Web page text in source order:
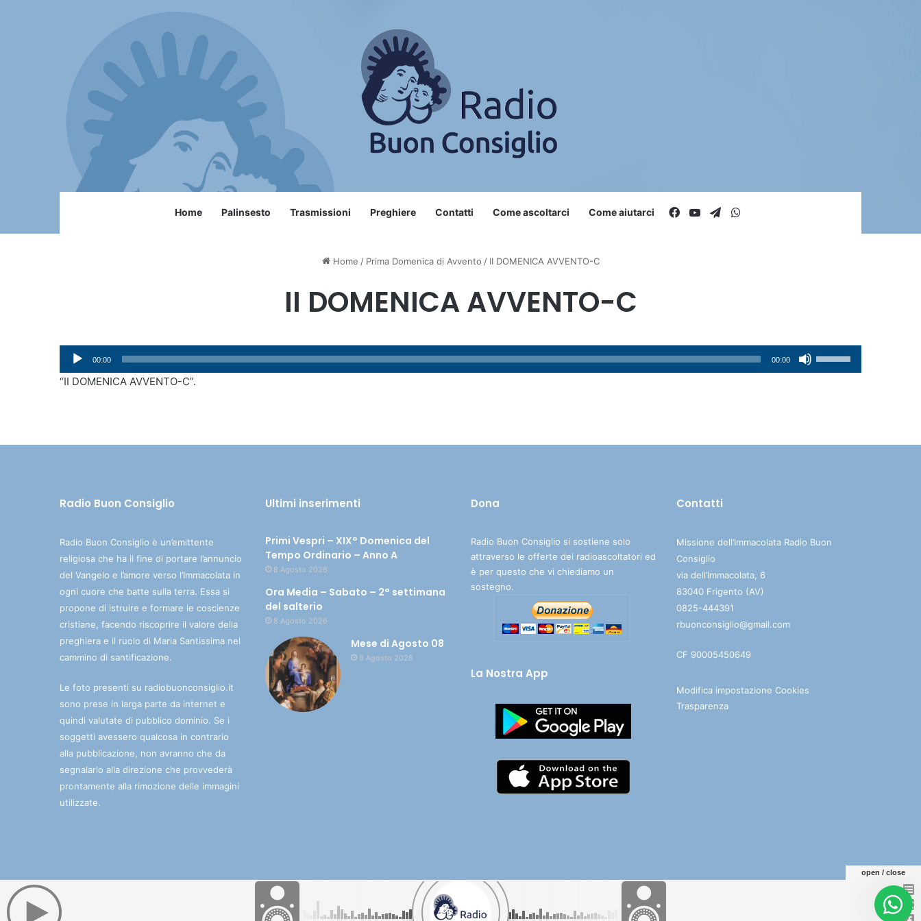
Home Palinsesto Trasmissioni Preghiere Contatti Come ascoltarci Come aiutarci Facebook
You TubeTelegram
Home / Prima Domenica di Avvento / II DOMENICA AVVENTO-C
II DOMENICA AVVENTO-C
Audio
Player
00:00 00:00
i
“II DOMENICA AVVENTO-C”.
Radio Buon Consiglio
Radio Buon Consiglio è un’emittente
religiosa che ha il fine di portare l’annuncio
del Vangelo e l’amore verso l’Immacolata in
ogni cuore che batte sulla terra. Essa si
propone di istruire e formare le coscienze
cristiane, facendo riscoprire il valore della
preghiera e il ruolo di Maria Santissima nel
cammino di santificazione.
Le foto presenti su radiobuonconsiglio.it
sono prese in larga parte da internet e
quindi valutate di pubblico dominio. Se i
soggetti avessero qualcosa in contrario
alla pubblicazione, non avranno che da
segnalarlo alla direzione che provvederà
prontamente alla rimozione delle immagini
utilizzate.
Ultimi inserimenti
Primi Vespri – XIX° Domenica del
Tempo Ordinario – Anno A
8 Agosto 2026
Ora Media – Sabato – 2° settimana
del salterio
8 Agosto 2026
Mese di Agosto 08
8 Agosto 2026
Dona
Radio Buon Consiglio si sostiene solo
attraverso le offerte dei radioascoltatori ed
è per questo che vi chiediamo un
sostegno.
La Nostra App
Contatti
Missione dell’Immacolata Radio Buon
Consiglio
via dell’Immacolata, 6
83040 Frigento (AV)
0825-444391
rbuonconsiglio@gmail.com
CF 90005450649
Modifica impostazione Cookies
Trasparenza
open / close